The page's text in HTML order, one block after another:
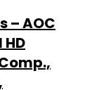
– AOC
HD